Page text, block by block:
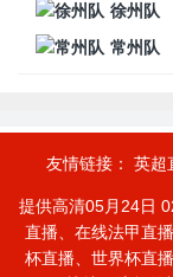
徐州队
常州队
友情链接： 英超
提供高清05月24日
直播、在线法甲直
杯直播、世界杯直